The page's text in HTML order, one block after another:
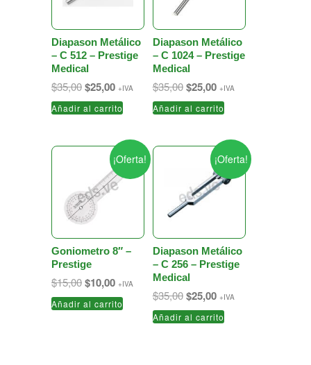
Diapason Metálico
– C 512 – Prestige
Medical
$35,00El
precio
original
$25,00El
precio
actual
$25,00.
+IVA
Añadir al carrito
Diapason Metálico
– C 1024 – Prestige
Medical
$35,00 El
precio
original
$25,00El
precio
actual
$25,00.
+IVA
Añadir al carrito
¡Oferta!
Goniometro 8″ –
Prestige
$15,00El
precio
original
$10,00El
precio
actual
+IVA
Añadir al carrito
¡Oferta!
Diapason Metálico
– C 256 – Prestige
Medical
$35,00 El
precio
original
$25,00El
precio
actual
+IVA
Añadir al carrito